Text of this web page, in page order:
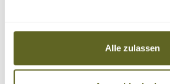
Alle zulassen
Details